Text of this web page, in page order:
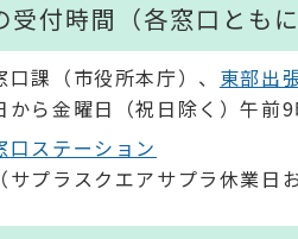
受付時間（各窓口とも
口課（市役所本庁）、 東部出
から金曜日（祝日除く）午前
口ステーション
サプラスクエアサプラ休業日